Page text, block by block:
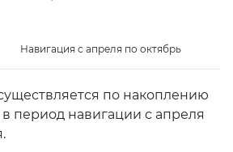
Навигация с апреля по октябрь
по накоплению
в период навигации с апреля